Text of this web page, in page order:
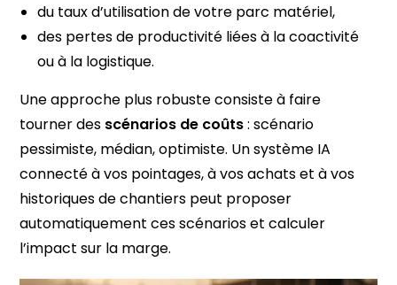
du taux d’utilisation de votre parc matériel,
des pertes de productivité liées à la coactivité
ou à la logistique.
Une approche plus robuste consiste à faire
tourner des scénarios de coûts: scénario
pessimiste, médian, optimiste. Un système IA
connecté à vos pointages, à vos achats et à vos
historiques de chantiers peut proposer
automatiquement ces scénarios et calculer
l’impact sur la marge.